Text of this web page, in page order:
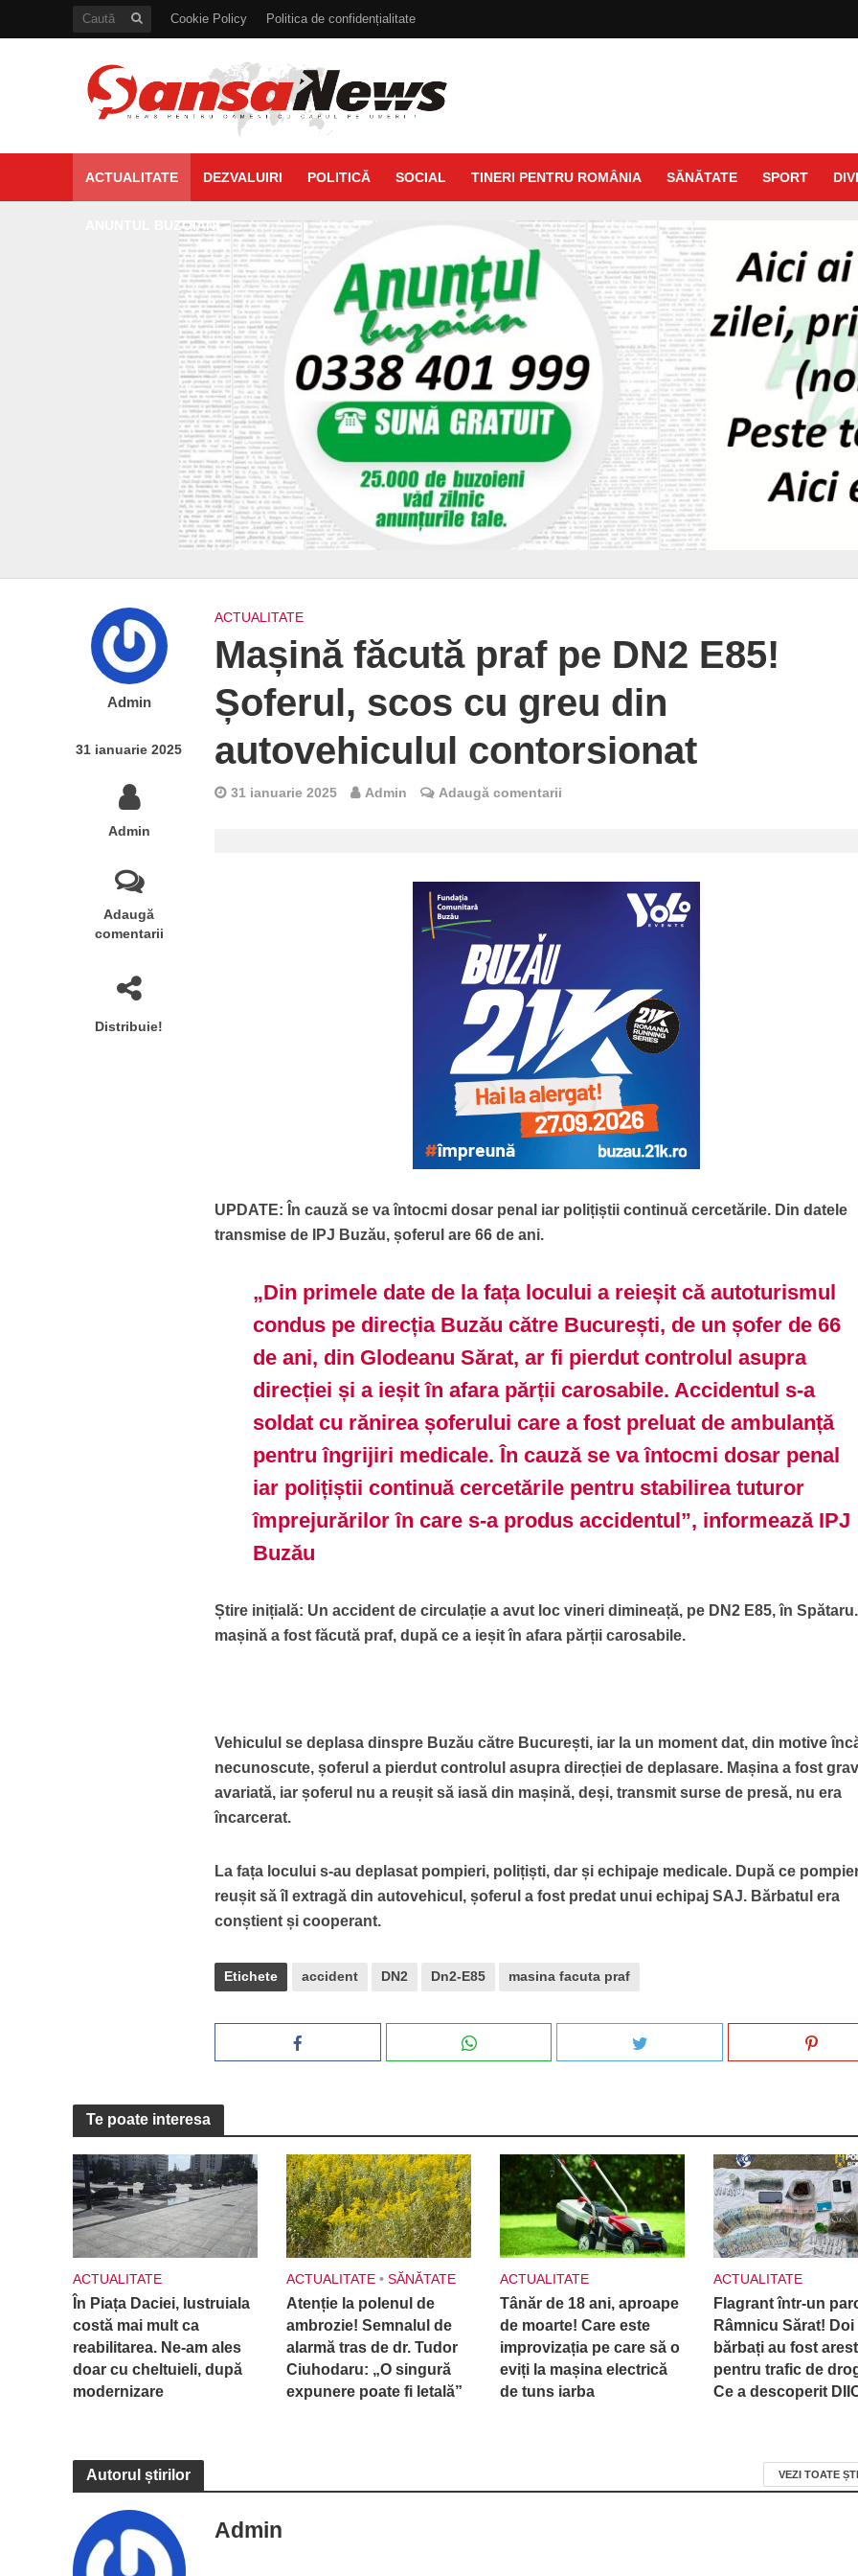
Cookie Policy Politica de confidențialitate
ACTUALITATE DEZVALUIRI POLITICĂ SOCIAL TINERI PENTRU ROMÂNIA SĂNĂTATE SPORT
ANUNTUL BUZOIAN
Admin
31 ianuarie 2025
Admin
Adaugă
comentarii
Distribuie!
ACTUALITATE
Mașină făcută praf pe DN2 E85!
Șoferul, scos cu greu din
autovehiculul contorsionat
31 ianuarie 2025 Admin Adaugă comentarii
UPDATE: În cauză se va întocmi dosar penal iar polițiștii continuă cercetările. Din datele
transmise de IPJ Buzău, șoferul are 66 de ani.
„Din primele date de la fața locului a reieșit că autoturismul
condus pe direcția Buzău către București, de un șofer de 66
de ani, din Glodeanu Sărat, ar fi pierdut controlul asupra
direcției și a ieșit în afara părții carosabile. Accidentul s-a
soldat cu rănirea șoferului care a fost preluat de ambulanță
pentru îngrijiri medicale. În cauză se va întocmi dosar penal
iar polițiștii continuă cercetările pentru stabilirea tuturor
împrejurărilor în care s-a produs accidentul”, informează IPJ
Buzău
Știre inițială: Un accident de circulație a avut loc vineri dimineață, pe DN2 E85, în
mașină a fost făcută praf, după ce a ieșit în afara părții carosabile.
Vehiculul se deplasa dinspre Buzău către București, iar la un moment dat, din motive
necunoscute, șoferul a pierdut controlul asupra direcției de deplasare. Mașina a fost
avariată, iar șoferul nu a reușit să iasă din mașină, deși, transmit surse de presă, nu era
încarcerat.
La fața locului s-au deplasat pompieri, polițiști, dar și echipaje medicale. După ce
reușit să îl extragă din autovehicul, șoferul a fost predat unui echipaj SAJ. Bărbatul era
conștient și cooperant.
Etichete accident DN2 Dn2-E85 masina facuta praf
Te poate interesa
ACTUALITATE
În Piața Daciei, lustruiala
costă mai mult ca
reabilitarea. Ne-am ales
doar cu cheltuieli, după
modernizare
ACTUALITATE • SĂNĂTATE
Atenție la polenul de
ambrozie! Semnalul de
alarmă tras de dr. Tudor
Ciuhodaru: „O singură
expunere poate fi letală”
ACTUALITATE
Tânăr de 18 ani, aproape
de moarte! Care este
improvizația pe care să o
eviți la mașina electrică
de tuns iarba
ACTUALITATE
Flagrant într-un
Râmnicu Sărat! Doi
bărbați au fost
pentru trafic de
Ce a descoperit
Autorul știrilor VEZI TOATE
Admin